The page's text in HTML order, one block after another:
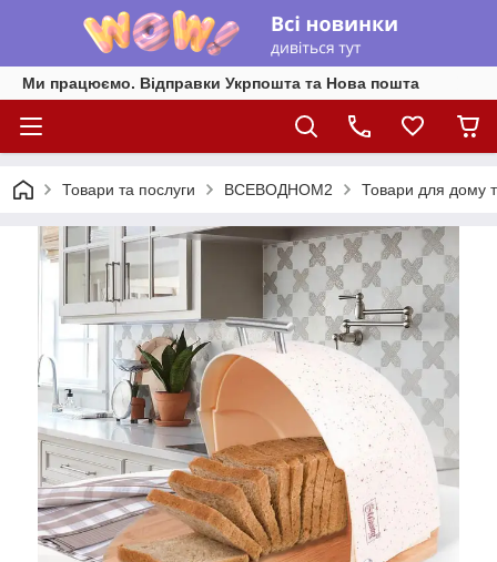
Ми працюємо. Відправки Укрпошта та Нова пошта
Товари та послуги ВСЕВОДНОМ2 Товари для дому